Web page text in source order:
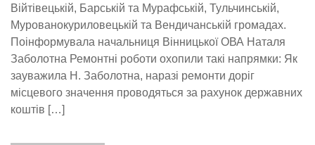
Війтівецькій, Барській та Мурафській, Тульчинській,
Мурованокуриловецькій та Вендичанській громадах.
Поінформувала начальниця Вінницької ОВА Наталя
Заболотна Ремонтні роботи охопили такі напрямки: Як
зауважила Н. Заболотна, наразі ремонти доріг
місцевого значення проводяться за рахунок державних
коштів […]